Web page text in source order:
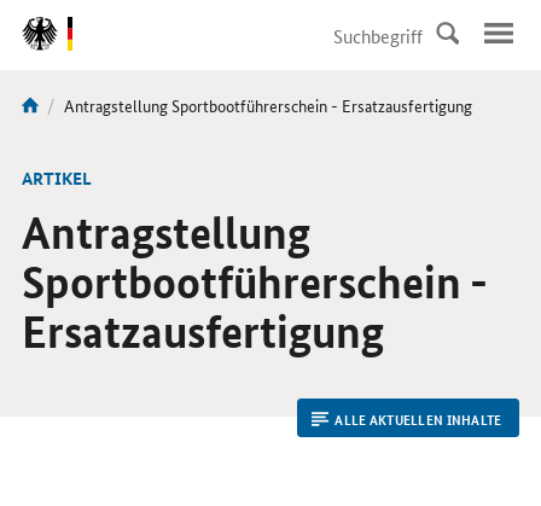
DirektZu:
Navigation
Sie
hier:
Aktuelle
Antragstellung Sportbootführerschein - Ersatzausfertigung
ARTIKEL
Antragstellung
Sportbootführerschein -
Ersatzausfertigung
ALLE AKTUELLEN INHALTE